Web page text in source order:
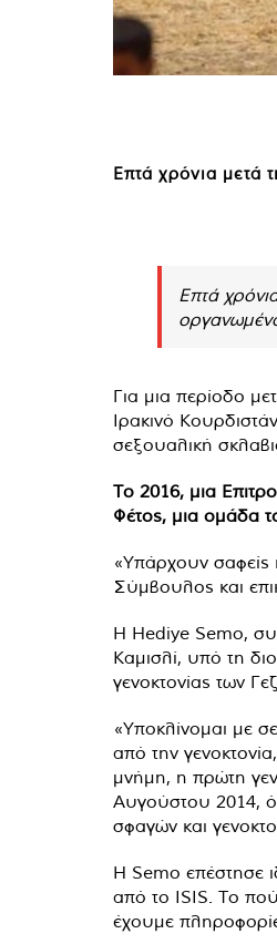
Επτά χρόνια μετά
Επτά
Για μια περίοδο
Ιρακινό
σεξουαλική
Το 2016, μια
Φέτος, μια ομάδα
«Υπάρχουν σαφείς
Σύμβουλος και
Η Hediye Semo,
Καμισλί, υπό τη
γενοκτονίας των
«Υποκλίνομαι με
από την
μνήμη, η πρώτη
Αυγούστου 2014,
σφαγών και
Η Semo επέστησε
από το ISIS. Το
έχουμε